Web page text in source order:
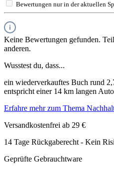
Bewertungen nur in der aktuellen
Keine Bewertungen gefunden.
anderen.
Wusstest du, dass...
ein wiederverkauftes Buch rund
entspricht einer 14 km langen
Erfahre mehr zum Thema
Versandkostenfrei ab 29 €
14 Tage Rückgaberecht - Kein
Geprüfte Gebrauchtware